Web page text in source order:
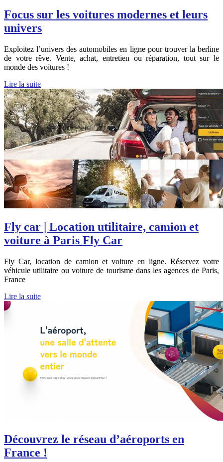
Focus sur les voitures modernes et leurs
univers
Exploitez l’univers des automobiles en ligne pour trouver la berline
de votre rêve. Vente, achat, entretien ou réparation, tout sur le
monde des voitures !
Lire la suite
Fly car | Location utilitaire, camion et
voiture à Paris Fly Car
Fly Car, location de camion et voiture en ligne. Réservez votre
véhicule utilitaire ou voiture de tourisme dans les agences de Paris,
France
Lire la suite
Découvrez le réseau d’aéroports en
France !